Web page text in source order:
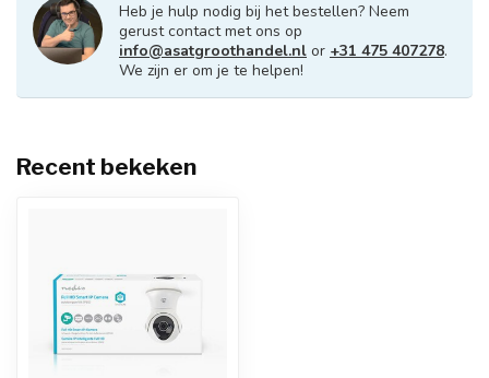
Heb je hulp nodig bij het bestellen? Neem
gerust contact met ons op
info@asatgroothandel.nl or +31 475 407278.
We zijn er om je te helpen!
Recent bekeken